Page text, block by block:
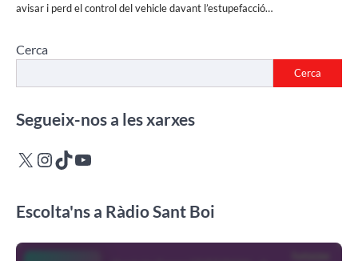
avisar i perd el control del vehicle davant l’estupefacció…
Cerca
Cerca
Segueix-nos a les xarxes
X Instagram
TikTokYouTube
Escolta'ns a Ràdio Sant Boi